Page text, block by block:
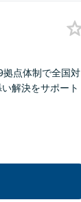
拠点体制で全国対
解決をサポート